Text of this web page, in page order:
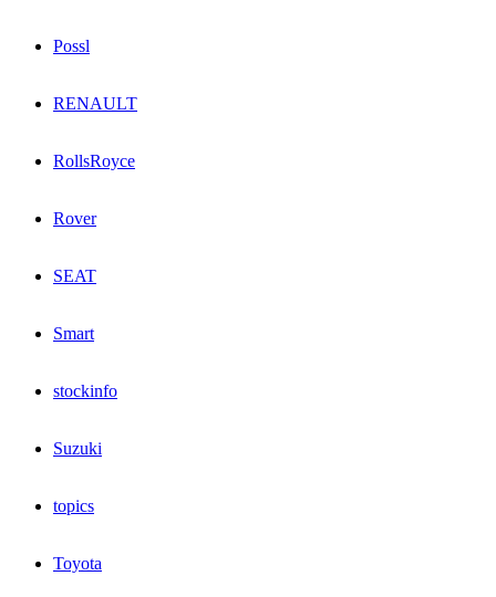
Possl
RENAULT
RollsRoyce
Rover
SEAT
Smart
stockinfo
Suzuki
topics
Toyota